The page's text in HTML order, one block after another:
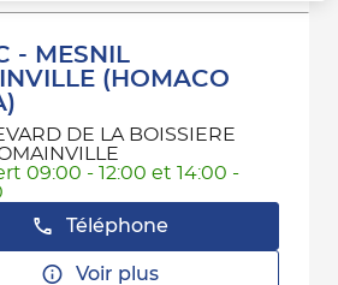
- MESNIL
(HOMACO
DE LA BOISSIERE
09:00 - 12:00 et 14:00 -
Téléphone
Voir plus